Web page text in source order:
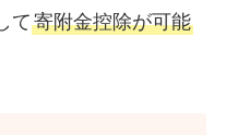
て寄附金控除が可能